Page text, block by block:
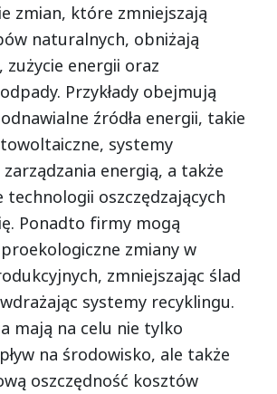
zmian, które zmniejszają
naturalnych, obniżają
zużycie energii oraz
Przykłady obejmują
źródła energii, takie
systemy
energią, a także
technologii oszczędzających
Ponadto firmy mogą
zmiany w
zmniejszając ślad
systemy recyklingu.
mają na celu nie tylko
na środowisko, ale także
oszczędność kosztów